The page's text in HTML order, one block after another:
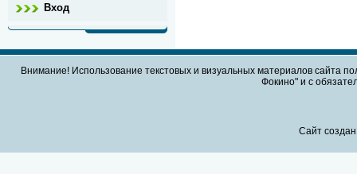
Вход
Внимание! Использование текстовых и визуальных материалов сайта
Фокино" и с
Сайт